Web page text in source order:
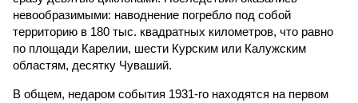
невообразимыми: наводнение погребло под собой
территорию в 180 тыс. квадратных километров, что равно
по площади Карелии, шести Курским или Калужским
областям, десятку Чуваший.
В общем, недаром события 1931-го находятся на первом